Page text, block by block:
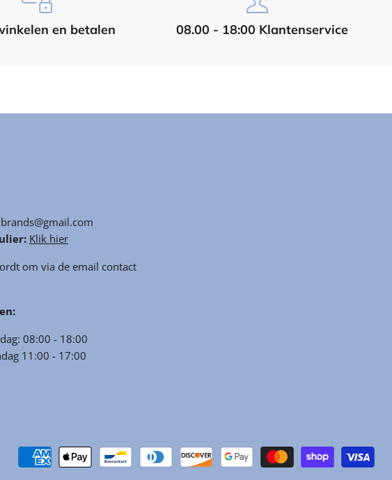
en betalen 08.00 - 18:00 Klantenservice
Klik hier
om via de email contact
08:00 - 18:00
11:00 - 17:00